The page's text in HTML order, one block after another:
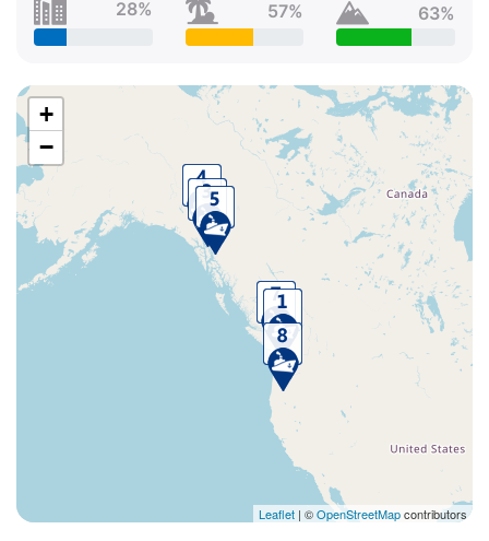
28%
57%
63%
+
−
Leaflet | ©OpenStreetMapcontributors